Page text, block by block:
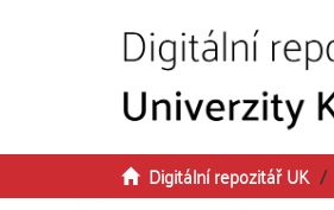
Digitální repozitář UK